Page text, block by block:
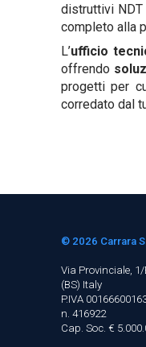
distruttivi
completo alla
L’ufficio
offrendo
progetti per
corredato dal
© 2026 Carrara
Via Provinciale, 1/
(BS) Italy
P.IVA
n. 416922
Cap. Soc. €